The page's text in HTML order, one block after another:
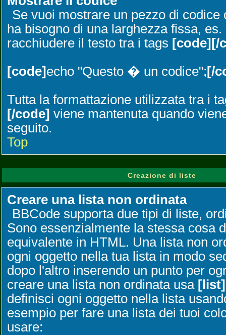
Se vuoi mostrare un pezzo di codice
ha bisogno di una larghezza fissa,
racchiudere il testo tra i tags [code][/
[code]echo "Questo � un codice";[/
Tutta la formattazione utilizzata tra i
[/code] viene mantenuta quando
seguito.
Top
Creazione di liste
Creare una lista non ordinata
BBCode supporta due tipi di liste,
Sono essenzialmente la stessa cosa
equivalente in HTML. Una lista non
ogni oggetto nella tua lista in modo
dopo l'altro inserendo un punto per
creare una lista non ordinata usa
definisci ogni oggetto nella lista
esempio per fare una lista dei tuoi
usare: